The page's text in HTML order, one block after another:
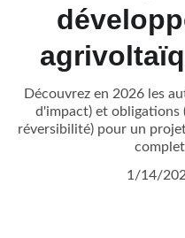
Découvrez en 2026 les
d'impact) et obligations
réversibilité) pour un
1/14/